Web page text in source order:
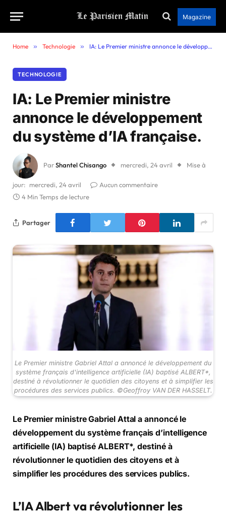
Magazine
Home » Technologie » IA: Le Premier ministre annonce le développement du système d’IA française.
TECHNOLOGIE
IA: Le Premier ministre
annonce le développement
du système d’IA française.
ParShantel Chisango mercredi, 24 avril Mise à
jour: mercredi, 24 avril
Aucun commentaire
4 Min Temps de lecture
Partager
Le Premier ministre Gabriel Attal a annoncé le développement du
système français d'intelligence artificielle (IA) baptisé ALBERT*,
destiné à révolutionner le quotidien des citoyens et à simplifier les
procédures des services publics. ©Geoffroy VAN DER HASSELT.
Le Premier ministre Gabriel Attal a annoncé le
développement du système français d’intelligence
artificielle (IA) baptisé ALBERT*, destiné à
révolutionner le quotidien des citoyens et à
simplifier les procédures des services publics.
L’IAAlbert va révolutionner les